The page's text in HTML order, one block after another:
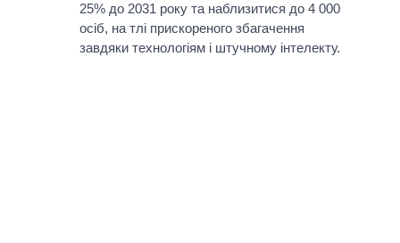
25% до 2031 року та наблизитися до 4 000
осіб, на тлі прискореного збагачення
завдяки технологіям і штучному інтелекту.